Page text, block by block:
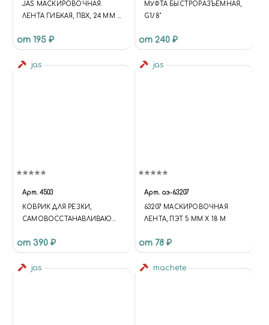
JAS МАСКИРОВОЧНАЯ
ЛЕНТА ГИБКАЯ, ПВХ, 24 ММ Х
от 195 ₽
МУФТА БЫСТРОРАЗЪЕМНАЯ,
G1/8"
от 240 ₽
jas
Арт. 4503
КОВРИК ДЛЯ РЕЗКИ,
САМОВОССТАНАВЛИВАЮЩ
4503
от 390 ₽
jas
Арт. аэ-63207
63207 МАСКИРОВОЧНАЯ
ЛЕНТА, ПЭТ 5 ММ Х 18 М
от 78 ₽
jas machete